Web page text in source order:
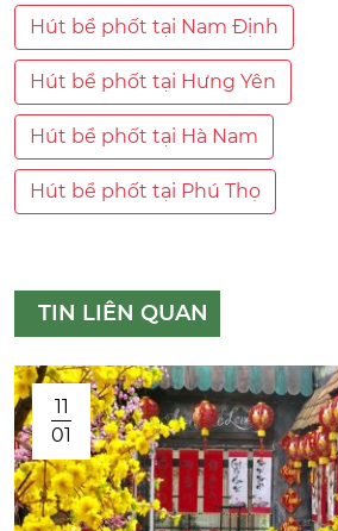
Hút bể phốt tại Nam Định
Hút bể phốt tại Hưng Yên
Hút bể phốt tại Hà Nam
Hút bể phốt tại Phú Thọ
TIN LIÊN QUAN
11
01